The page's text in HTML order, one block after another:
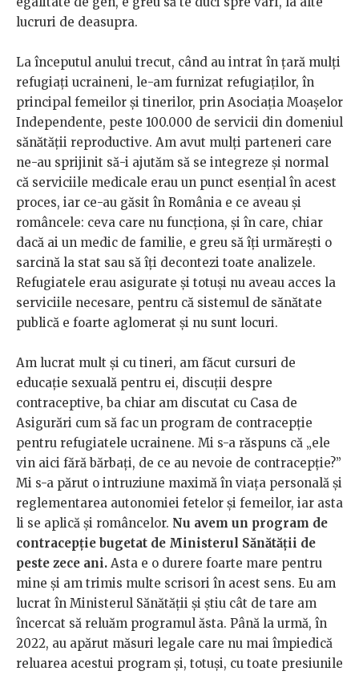
lucruri de deasupra.
La începutul anului trecut, când au intrat în țară mulți
refugiați ucraineni, le-am furnizat refugiaților, în
principal femeilor și tinerilor, prin Asociația Moașelor
Independente, peste 100.000 de servicii din domeniul
sănătății reproductive. Am avut mulți parteneri care
ne-au sprijinit să-i ajutăm să se integreze și normal
că serviciile medicale erau un punct esențial în acest
proces, iar ce-au găsit în România e ce aveau și
româncele: ceva care nu funcționa, și în care, chiar
dacă ai un medic de familie, e greu să îți urmărești o
sarcină la stat sau să îți decontezi toate analizele.
Refugiatele erau asigurate și totuși nu aveau acces la
serviciile necesare, pentru că sistemul de sănătate
publică e foarte aglomerat și nu sunt locuri.
Am lucrat mult și cu tineri, am făcut cursuri de
educație sexuală pentru ei, discuții despre
contraceptive, ba chiar am discutat cu Casa de
Asigurări cum să fac un program de contracepție
pentru refugiatele ucrainene. Mi s-a răspuns că „ele
vin aici fără bărbați, de ce au nevoie de contracepție?”
Mi s-a părut o intruziune maximă în viața personală și
reglementarea autonomiei fetelor și femeilor, iar asta
li se aplică și româncelor. Nu avem un program de
contracepție bugetat de Ministerul Sănătății de
peste zece ani. Asta e o durere foarte mare pentru
mine și am trimis multe scrisori în acest sens. Eu am
lucrat în Ministerul Sănătății și știu cât de tare am
încercat să reluăm programul ăsta. Până la urmă, în
2022, au apărut măsuri legale care nu mai împiedică
reluarea acestui program și, totuși, cu toate presiunile